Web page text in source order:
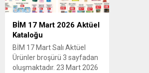
BİM 17 Mart 2026 Aktüel
Kataloğu
BİM 17 Mart Salı Aktüel
Ürünler broşürü 3 sayfadan
oluşmaktadır. 23 Mart 2026